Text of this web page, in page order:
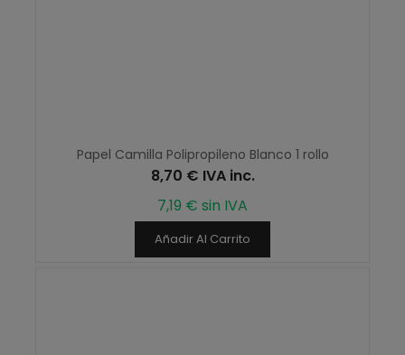
Papel Camilla Polipropileno Blanco 1 rollo
8,70 € IVA inc.
7,19 € sin IVA
Añadir Al Carrito